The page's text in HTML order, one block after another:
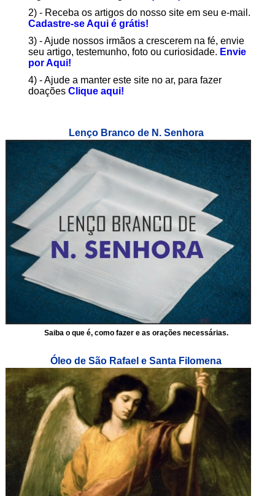
2) - Receba os artigos do nosso site em seu e-mail.
Cadastre-se Aqui é grátis!
3) - Ajude nossos irmãos a crescerem na fé, envie
seu artigo, testemunho, foto ou curiosidade. Envie
por Aqui!
4) - Ajude a manter este site no ar, para fazer
doações Clique aqui!
Lenço Branco de N. Senhora
Saiba o que é, como fazer e as orações necessárias.
Óleo de São Rafael e Santa Filomena